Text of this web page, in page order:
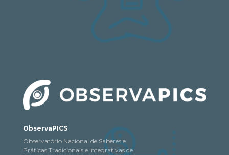
ObservaPICS
Observatório Nacional de Saberes e
Práticas Tradicionais e Integrativas de